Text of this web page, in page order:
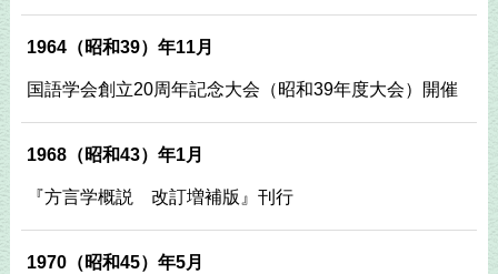
1964（昭和39）年11月
国語学会創立20周年記念大会（昭和39年度大会）開催
1968（昭和43）年1月
『方言学概説 改訂増補版』刊行
1970（昭和45）年5月